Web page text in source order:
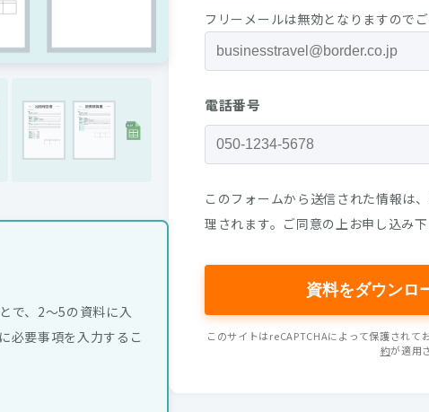
で、2～5の資料に入
必要事項を入力するこ
フリーメールは無効となりますので
電話番号
このフォームから送信された情報は、
理されます。ご同意の上お申し込み下
このサイトはreCAPTCHAによって保護されて
約が適用